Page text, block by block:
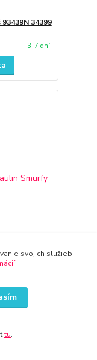
34399
3-7 dní
+ Free
svojich služieb
.
tu.